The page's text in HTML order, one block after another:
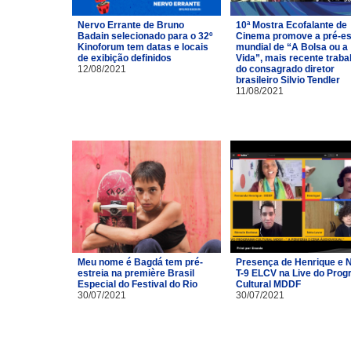
Nervo Errante de Bruno
Badain selecionado para o 32º
Kinoforum tem datas e locais
de exibição definidos
12/08/2021
10ª Mostra Ecofalante de
Cinema promove a pré-
mundial de “A Bolsa ou a
Vida”, mais recente
do consagrado diretor
brasileiro Silvio Tendler
11/08/2021
Meu nome é Bagdá tem pré-
estreia na première Brasil
Especial do Festival do Rio
30/07/2021
Presença de Henrique e
T-9 ELCV na Live do
Cultural MDDF
30/07/2021